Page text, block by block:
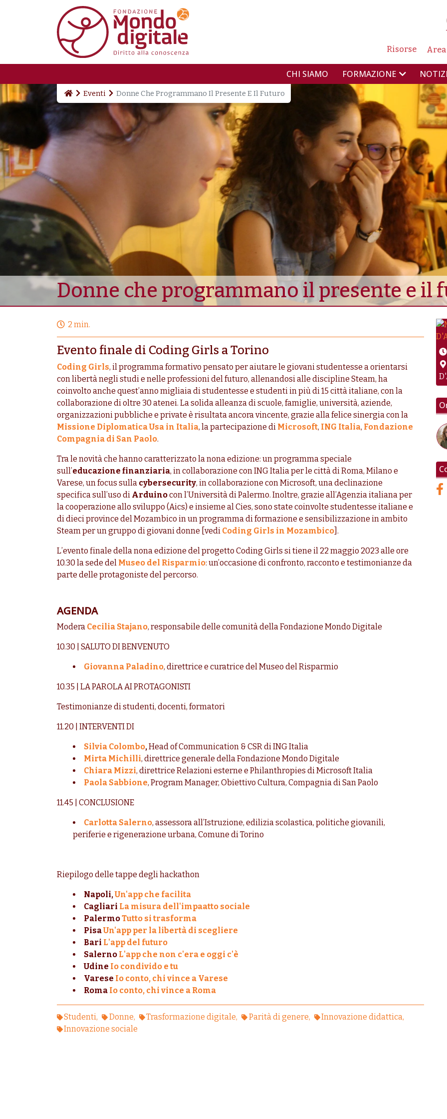
Salta al contenuto principale
Risorse
NAVIGAZIONE
CHI SIAMO FORMAZIONE
Eventi Donne Che Programmano Il Presente E Il Futuro
Donne che programmano il presente e il
2 min.
Evento finale di Coding Girls a Torino
Coding Girls, il programma formativo pensato per aiutare le giovani studentesse a orientarsi
con libertà negli studi e nelle professioni del futuro, allenandosi alle discipline Steam, ha
coinvolto anche quest’anno migliaia di studentesse e studenti in più di 15 città italiane, con la
collaborazione di oltre 30 atenei. La solida alleanza di scuole, famiglie, università, aziende,
organizzazioni pubbliche e private è risultata ancora vincente, grazie alla felice sinergia con la
Missione Diplomatica Usa in Italia, la partecipazione di Microsoft, ING Italia, Fondazione
Compagnia di San Paolo.
Tra le novità che hanno caratterizzato la nona edizione: un programma speciale
sull’educazione finanziaria, in collaborazione con ING Italia per le città di Roma, Milano e
Varese, un focus sulla cybersecurity, in collaborazione con Microsoft, una declinazione
specifica sull’uso di Arduinocon l’Università di Palermo. Inoltre, grazie all’Agenzia italiana per
la cooperazione allo sviluppo (Aics) e insieme al Cies, sono state coinvolte studentesse italiane e
di dieci province del Mozambico in un programma di formazione e sensibilizzazione in ambito
Steam per un gruppo di giovani donne [vedi Coding Girls in Mozambico ].
L’evento finale della nona edizione del progetto Coding Girls si tiene il 22 maggio 2023 alle ore
10.30 la sede del Museo del Risparmio: un’occasione di confronto, racconto e testimonianze da
parte delle protagoniste del percorso.
AGENDA
Modera Cecilia Stajano, responsabile delle comunità della Fondazione Mondo Digitale
10.30 | SALUTO DI BENVENUTO
Giovanna Paladino, direttrice e curatrice del Museo del Risparmio
10.35 | LA PAROLA AI PROTAGONISTI
Testimonianze di studenti, docenti, formatori
11.20 | INTERVENTI DI
Silvia Colombo,Head of Communication & CSR di ING Italia
Mirta Michilli, direttrice generale della Fondazione Mondo Digitale
Chiara Mizzi, direttrice Relazioni esterne e Philanthropies di Microsoft Italia
Paola Sabbione, Program Manager, Obiettivo Cultura, Compagnia di San Paolo
11.45 | CONCLUSIONE
Carlotta Salerno, assessora all’Istruzione, edilizia scolastica, politiche giovanili,
periferie e rigenerazione urbana, Comune di Torino
Riepilogo delle tappe degli hackathon
Napoli,Un'app che facilita
Cagliari La misura dell'impaatto sociale
PalermoTutto si trasforma
PisaUn'app per la libertà di scegliere
Bari L'app del futuro
Salerno L'app che non c'era e oggi c'è
Udine Io condivido e tu
Varese Io conto, chi vince a Varese
Roma Io conto, chi vince a Roma
Studenti Donne Trasformazione digitale Parità di genere
Innovazione didattica
Innovazione sociale